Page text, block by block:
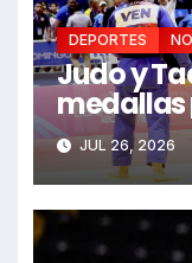
DEPORTES
Judo y
medallas
de Juego
JUL 26, 2026